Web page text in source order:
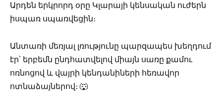
Արդեն երկրորդ օրը Կլարայի կենսական ուժերն
իսպառ սպառվեցին։
Անտառի մեռյալ լռությունը պարզապես խեղդում
էր՝ երբեմն ընդհատվելով միայն սառը քամու
ոռնոցով և վայրի կենդանիների հեռավոր
ոտնաձայներով։ 🐺